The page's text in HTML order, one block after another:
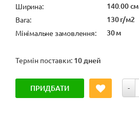
Ширина: 140.00 см
Вага: 130 г/м2
Мінімальне замовлення: 30 м
Термін поставки: 10 дней
ПРИДБАТИ -